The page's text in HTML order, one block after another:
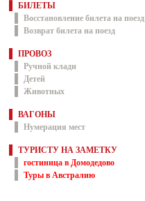
БИЛЕТЫ
Восстановление билета на поезд
Возврат билета на поезд
ПРОВОЗ
Ручной клади
Детей
Животных
ВАГОНЫ
Нумерация мест
ТУРИСТУ НА ЗАМЕТКУ
гостиница в Домодедово
Туры в Австралию